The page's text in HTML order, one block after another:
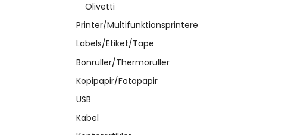
Olivetti
Printer/Multifunktionsprintere
Labels/Etiket/Tape
Bonruller/Thermoruller
Kopipapir/Fotopapir
USB
Kabel